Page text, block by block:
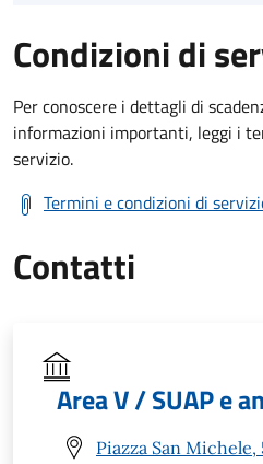
Condizioni di
Per conoscere i dettagli di
informazioni importanti, leggi i
servizio.
Termini e condizioni di
Contatti
Area V / SUAP e
Piazza San Michele,